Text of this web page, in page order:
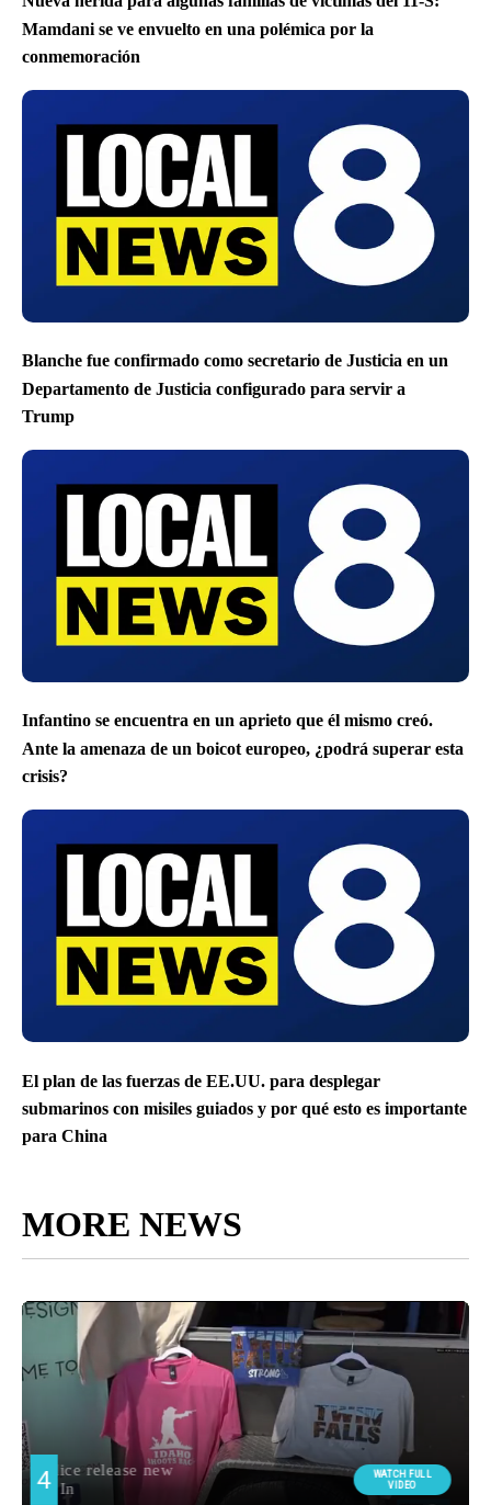
Mamdani se ve envuelto en una polémica por la
conmemoración
Blanche fue confirmado como secretario de Justicia en un
Departamento de Justicia configurado para servir a
Trump
Infantino se encuentra en un aprieto que él mismo creó.
Ante la amenaza de un boicot europeo, ¿podrá superar esta
crisis?
El plan de las fuerzas de EE.UU. para desplegar
submarinos con misiles guiados y por qué esto es importante
para China
MORE NEWS